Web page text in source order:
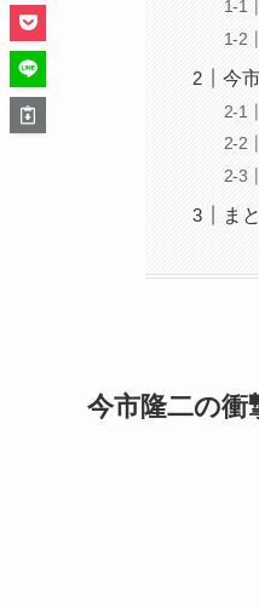
今
ま
今市隆二の衝